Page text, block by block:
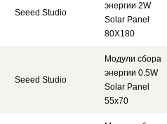
Seeed Studio
энергии 2W
Solar Panel
80X180
Seeed Studio
Модули сбора
энергии 0.5W
Solar Panel
55x70